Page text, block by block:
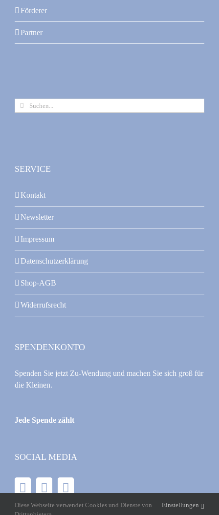
Förderer
Partner
Suche
nach:
SERVICE
Kontakt
Newsletter
Impressum
Datenschutzerklärung
Shop-AGB
Widerrufsrecht
SPENDENKONTO
Spenden Sie jetzt Zu-Wendung und machen Sie sich groß für
die Kleinen.
Jede Spende zählt
SOCIAL MEDIA
Diese Webseite verwendet Cookies und Dienste von
Einstellungen